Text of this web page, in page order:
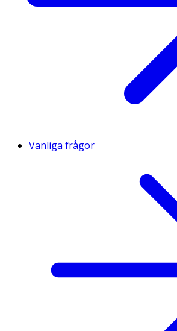
Vanliga frågor